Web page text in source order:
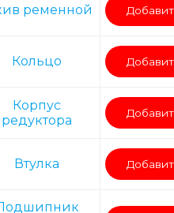
ременной
Кольцо
Корпус
редуктора
Втулка